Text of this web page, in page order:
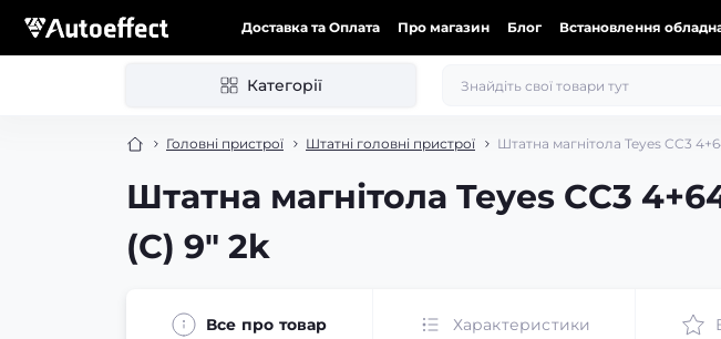
Доставка та Оплата Про магазин Блог Встановлення
Категорії
Головні пристрої Штатні головні пристрої Штатна магнітола Teyes CC3
Штатна магнітола Teyes CC3
(C) 9" 2k
Все про товар Характеристики